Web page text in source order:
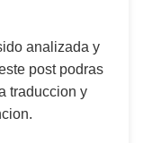
analizada y
post podras
traduccion y